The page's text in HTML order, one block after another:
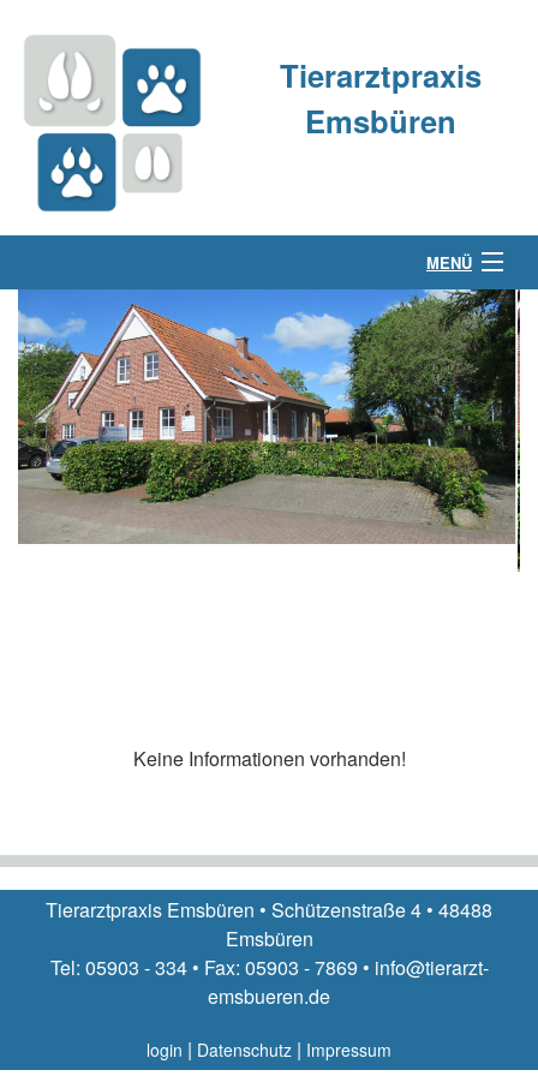
Tierarztpraxis
Emsbüren
MENÜ
Über uns
Kleintierpraxis
Großtierpraxis
Kontakt & Anfahrt
Keine Informationen vorhanden!
Tierarztpraxis Emsbüren • Schützenstraße 4 • 48488
Emsbüren
Tel: 05903 - 334 • Fax: 05903 - 7869 • info@tierarzt-
emsbueren.de
login | Datenschutz | Impressum